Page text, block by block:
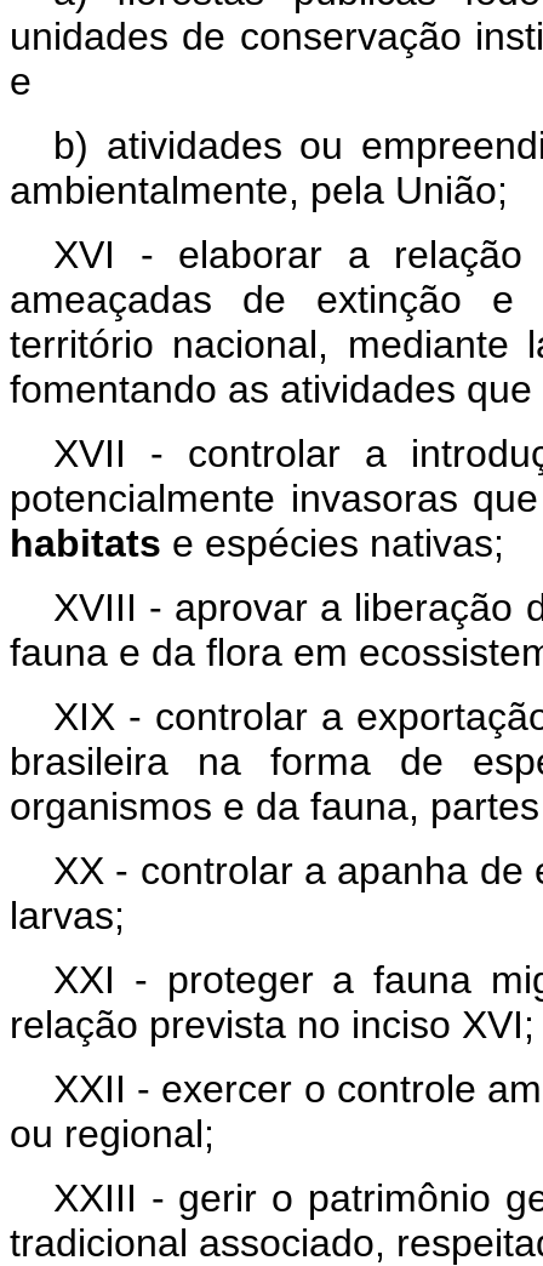
unidades de conservação
e
b) atividades ou
ambientalmente, pela União;
XVI - elaborar a
ameaçadas de extinção e
território nacional, mediante
fomentando as atividades
XVII - controlar a
potencialmente invasoras
habitats e espécies nativas;
XVIII - aprovar a liberação
fauna e da flora em
XIX - controlar a
brasileira na forma de
organismos e da fauna,
XX - controlar a apanha de
larvas;
XXI - proteger a fauna
relação prevista no inciso
XXII - exercer o controle
ou regional;
XXIII - gerir o patrimônio
tradicional associado,